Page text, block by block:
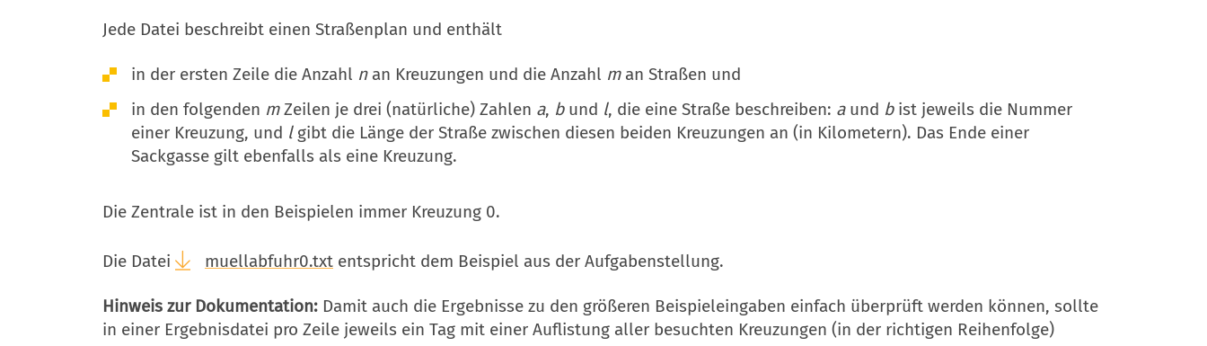
Jede Datei beschreibt einen Straßenplan und enthält
in der ersten Zeile die Anzahl nan Kreuzungen und die Anzahl man Straßen und
in den folgenden mZeilen je drei (natürliche) Zahlen a, bund l, die eine Straße beschreiben: aund bist jeweils die Nummer
einer Kreuzung, und lgibt die Länge der Straße zwischen diesen beiden Kreuzungen an (in Kilometern). Das Ende einer
Sackgasse gilt ebenfalls als eine Kreuzung.
Die Zentrale ist in den Beispielen immer Kreuzung 0.
Die Datei muellabfuhr0.txt entspricht dem Beispiel aus der Aufgabenstellung.
Hinweis zur Dokumentation: Damit auch die Ergebnisse zu den größeren Beispieleingaben einfach überprüft werden können, sollte
in einer Ergebnisdatei pro Zeile jeweils ein Tag mit einer Auflistung aller besuchten Kreuzungen (in der richtigen Reihenfolge)